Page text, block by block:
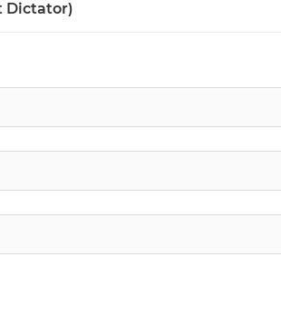
Dictator)